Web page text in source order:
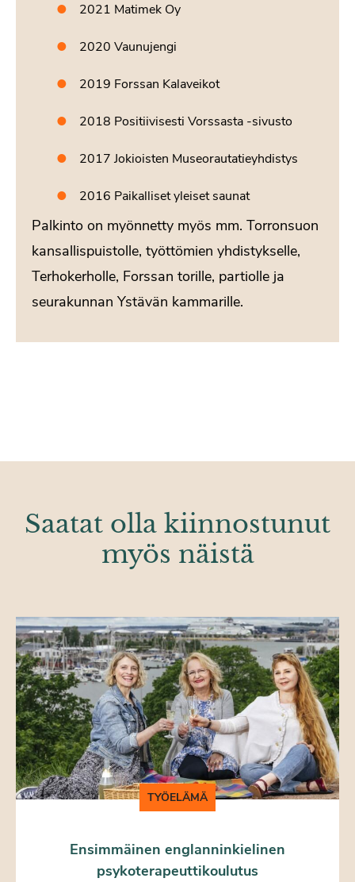
2021 Matimek Oy
2020 Vaunujengi
2019 Forssan Kalaveikot
2018 Positiivisesti Vorssasta -sivusto
2017 Jokioisten Museorautatieyhdistys
2016 Paikalliset yleiset saunat
Palkinto on myönnetty myös mm. Torronsuon
kansallispuistolle, työttömien yhdistykselle,
Terhokerholle, Forssan torille, partiolle ja
seurakunnan Ystävän kammarille.
Saatat olla kiinnostunut
myös näistä
TYÖELÄMÄ
Ensimmäinen englanninkielinen
psykoterapeuttikoulutus